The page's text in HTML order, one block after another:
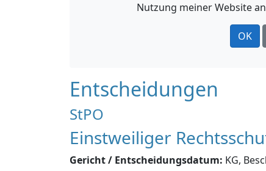
Nutzung meiner Website
OK
Entscheidungen
StPO
Einstweiliger
Gericht / Entscheidungsdatum: KG,